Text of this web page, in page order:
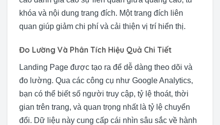
khóa và nội dung trang đích. Một trang đích liên
quan giúp giảm chi phí và cải thiện vị trí hiển thị.
Đo Lường Và Phân Tích Hiệu Quả Chi Tiết
Landing Page được tạo ra để dễ dàng theo dõi và
đo lường. Qua các công cụ như Google Analytics,
bạn có thể biết số người truy cập, tỷ lệ thoát, thời
gian trên trang, và quan trọng nhất là tỷ lệ chuyển
đổi. Dữ liệu này cung cấp cái nhìn sâu sắc về hành